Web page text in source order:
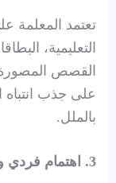
تعتمد المعلمة
التعليمية،
القصص
على جذب
بالملل.
3. اهتمام فردي ومتابعة مخصصة